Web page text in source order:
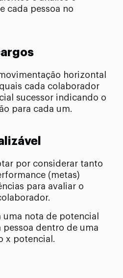
cada pessoa no
horizontal
cada colaborador
sucessor indicando o
para cada um.
por considerar tanto
(metas)
para avaliar o
uma nota de potencial
dentro de uma
x potencial.